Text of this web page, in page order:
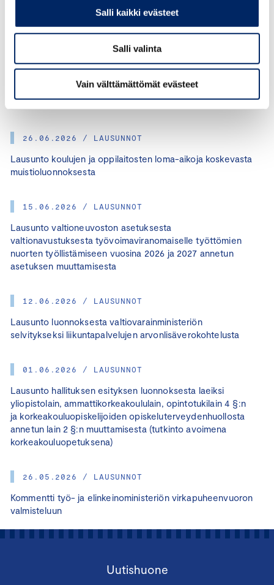
Salli kaikki evästeet
Salli valinta
Vain välttämättömät evästeet
ulkomaalaista kasvuyrittäjää ja yrittäjää koskevan
sääntelyn uudistamiseksi
26.06.2026 / LAUSUNNOT
Lausunto koulujen ja oppilaitosten loma-aikoja koskevasta
muistioluonnoksesta
15.06.2026 / LAUSUNNOT
Lausunto valtioneuvoston asetuksesta
valtionavustuksesta työvoimaviranomaiselle työttömien
nuorten työllistämiseen vuosina 2026 ja 2027 annetun
asetuksen muuttamisesta
12.06.2026 / LAUSUNNOT
Lausunto luonnoksesta valtiovarainministeriön
selvitykseksi liikuntapalvelujen arvonlisäverokohtelusta
01.06.2026 / LAUSUNNOT
Lausunto hallituksen esityksen luonnoksesta laeiksi
yliopistolain, ammattikorkeakoululain, opintotukilain 4 §:n
ja korkeakouluopiskelijoiden opiskeluterveydenhuollosta
annetun lain 2 §:n muuttamisesta (tutkinto avoimena
korkeakouluopetuksena)
26.05.2026 / LAUSUNNOT
Kommentti työ- ja elinkeinoministeriön virkapuheenvuoron
valmisteluun
Uutishuone